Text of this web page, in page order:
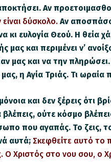
Αν
είναι δύσκολο.Αν
κι ευλογία Θεού. Η θεία
και περιμένει ν’
μας και να την
η Αγία Τριάς. Τι ωραία
και δεν ξέρεις ότι
ούτε κόσμο
που αγαπάς. Το ζεις,
αυτά; Σκεφθείτε αυτό
Ο Χριστός στο νου σου, ο